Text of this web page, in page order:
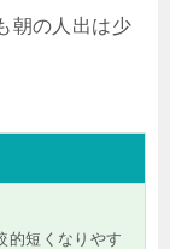
朝の人出は少
的短くなりやす